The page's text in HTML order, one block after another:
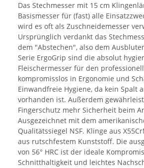
Das Stechmesser mit 15 cm
Basismesser für (fast) alle
wird es oft als Zuschneidemesser
Ursprünglich verdankt das
dem "Abstechen", also dem
Serie ErgoGrip sind die absolut
Fleischermesser für den
kompromisslos in Ergonomie und
Einwandfreie Hygiene, da kein Spalt
vorhanden ist. Außerdem
Fingerschutz mehr Sicherheit beim
Ausgezeichnet mit dem
Qualitätssiegel NSF. Klinge aus
aus rutschfestem Kunststoff. Die
von 56° HRC ist der ideale
Schnitthaltigkeit und leichtes